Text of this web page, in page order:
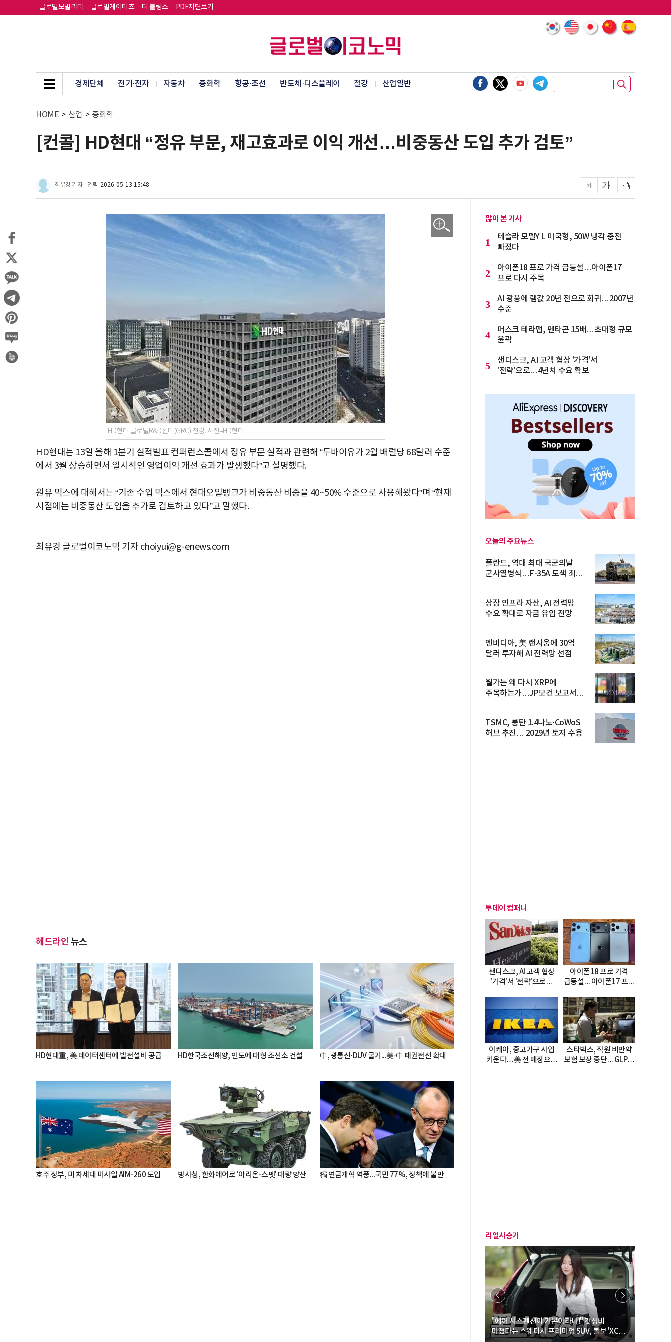
글로벌모빌리티 글로벌게이머즈 더 블링스 PDF지면보기
경제단체 전기·전자 자동차 중화학 항공·조선 반도체·디스플레이 철강 산업일반
HOME > 산업 > 중화학
[컨콜] HD현대 “정유 부문, 재고효과로 이익 개선…비중동산 도입 추가 검토”
최유경 기자 입력 2026-05-13 15:48
HD현대 글로벌R&D센터(GRC) 전경. 사진=HD현대
HD현대는 13일 올해 1분기 실적발표 컨퍼런스콜에서 정유 부문 실적과 관련해 “두바이유가 2월 배럴당 68달러 수준
에서 3월 상승하면서 일시적인 영업이익 개선 효과가 발생했다”고 설명했다.
원유 믹스에 대해서는 “기존 수입 믹스에서 현대오일뱅크가 비중동산 비중을 40~50% 수준으로 사용해왔다”며 “현재
시점에는 비중동산 도입을 추가로 검토하고 있다”고 말했다.
최유경 글로벌이코노믹 기자 choiyui@g-enews.com
헤드라인 뉴스
HD현대重, 美 데이터센터에 발전설비 공급 HD한국조선해양, 인도에 대형 조선소 건설 中, 광통신·DUV 굴기...美·中 패권전선 확대
호주 정부, 미 차세대 미사일 AIM-260 도입 방사청, 한화에어로 '아리온-스멧' 대량 양산 獨 연금개혁 역풍...국민 77%, 정책에 불만
많이 본 기사
1
테슬라 모델Y L 미국형, 50W 냉각 충전
빠졌다
2
아이폰18 프로 가격 급등설…아이폰17
프로 다시 주목
3
AI 광풍에 램값 20년 전으로 회귀…2007년
수준
4
머스크 테라팹, 펜타곤 15배…초대형 규모
윤곽
5
샌디스크, AI 고객 협상 '가격'서
'전략'으로…4년치 수요 확보
오늘의 주요뉴스
폴란드, 역대 최대 국군의날
군사열병식…F-35A 도색 최초
상장 인프라 자산, AI 전력망
수요 확대로 자금 유입 전망
엔비디아, 美 랜시움에 30억
달러 투자해 AI 전력망 선점
월가는 왜 다시 XRP에
주목하는가…JP모건 보고서
TSMC, 룽탄 1.4나노·CoWoS
허브 추진… 2029년 토지 수용
투데이 컴퍼니
샌디스크, AI 고객 협상
'가격'서 '전략'으로…
아이폰18 프로 가격
급등설…아이폰17 프로
이케아, 중고가구 사업
키운다…美 전 매장으로
스타벅스, 직원 비만약
보험 보장 중단…GLP-1
리얼시승기
"에어 서스펜션이 기본이라니!" 갓성비
미쳤다는 스웨디시 프리미엄 SUV, 볼보 'XC60